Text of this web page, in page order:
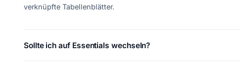
verknüpfte Tabellenblätter.
Sollte ich auf Essentials wechseln?